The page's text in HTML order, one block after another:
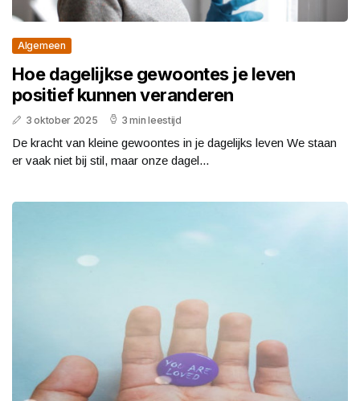
Algemeen
Hoe dagelijkse gewoontes je leven
positief kunnen veranderen
3 oktober 2025 3 min leestijd
De kracht van kleine gewoontes in je dagelijks leven We staan
er vaak niet bij stil, maar onze dagel...